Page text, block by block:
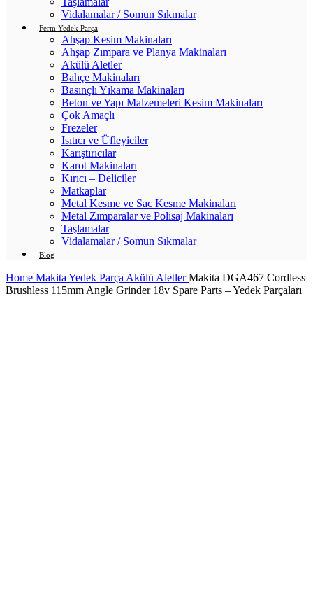
Vidalamalar / Somun Sıkmalar
Ferm Yedek Parça
Ahşap Kesim Makinaları
Ahşap Zımpara ve Planya Makinaları
Akülü Aletler
Bahçe Makinaları
Basınçlı Yıkama Makinaları
Beton ve Yapı Malzemeleri Kesim Makinaları
Çok Amaçlı
Frezeler
Isıtıcı ve Üfleyiciler
Karıştırıcılar
Karot Makinaları
Kırıcı – Deliciler
Matkaplar
Metal Kesme ve Sac Kesme Makinaları
Metal Zımparalar ve Polisaj Makinaları
Taşlamalar
Vidalamalar / Somun Sıkmalar
Blog
Home Makita Yedek Parça Akülü AletlerMakita DGA467 Cordless
Brushless 115mm Angle Grinder 18v Spare Parts – Yedek Parçaları